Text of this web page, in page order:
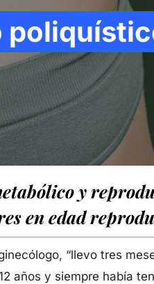
y
en edad
“llevo tres
años y siempre había